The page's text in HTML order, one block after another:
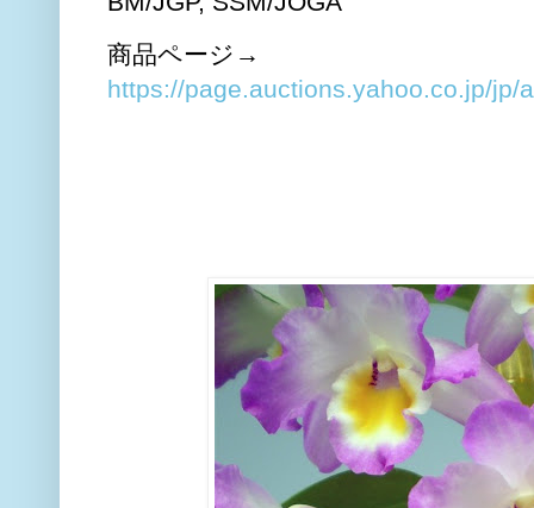
商品ページ→
https://page.auctions.yahoo.co.jp/jp/